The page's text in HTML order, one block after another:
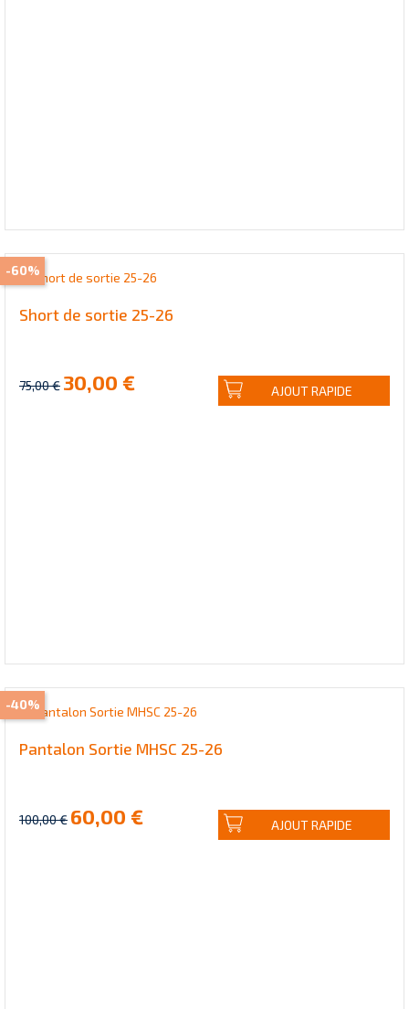
Short de sortie 25-26
75,00 € 30,00 € AJOUT RAPIDE
-60%
Pantalon Sortie MHSC 25-26
100,00 € 60,00 € AJOUT RAPIDE
-40%